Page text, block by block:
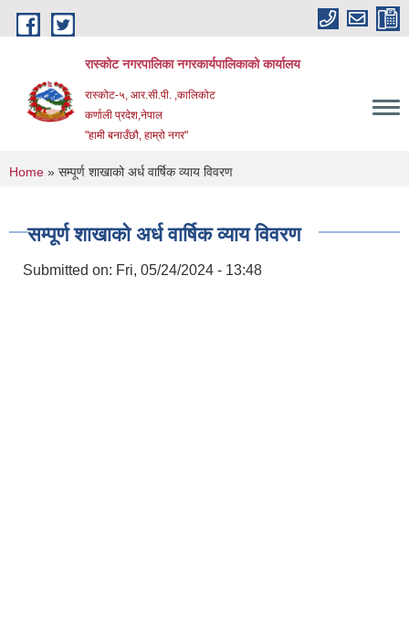
Skip to main content
रास्कोट नगरपालिका नगरकार्यपालिकाको कार्यालय
रास्कोट-५, आर.सी.पी. ,कालिकोट
कर्णाली प्रदेश,नेपाल
"हामी बनाउँछौ, हाम्रो नगर"
You are here
Home » सम्पूर्ण शाखाको अर्ध वार्षिक व्याय विवरण
सम्पूर्ण शाखाको अर्ध वार्षिक व्याय विवरण
Submitted on: Fri, 05/24/2024 - 13:48